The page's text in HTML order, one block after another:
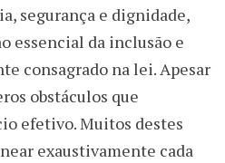
segurança e dignidade,
essencial da inclusão e
consagrado na lei. Apesar
obstáculos que
efetivo. Muitos destes
exaustivamente cada